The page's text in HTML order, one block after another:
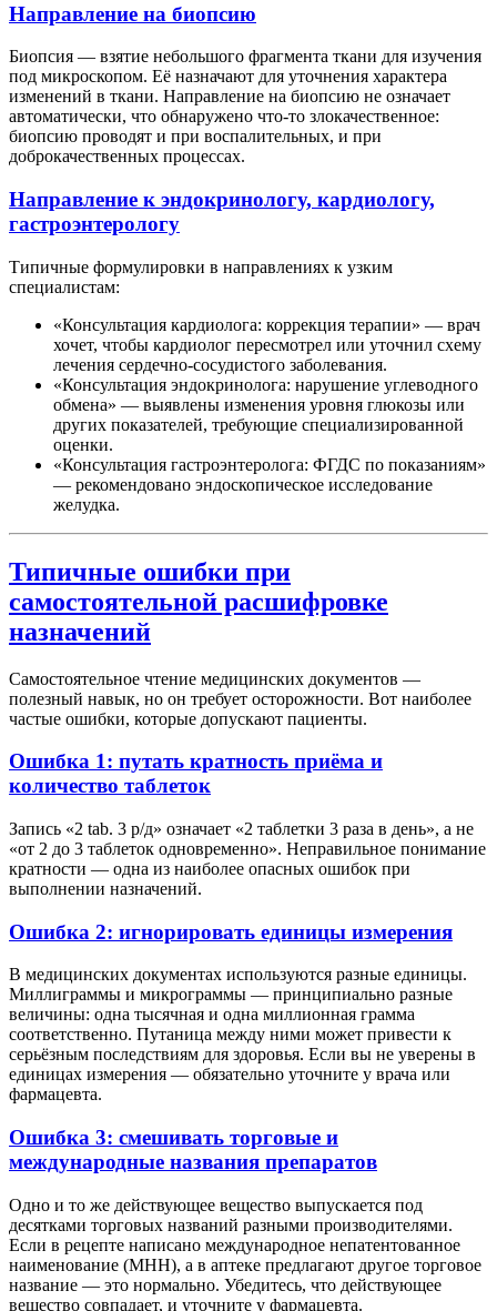
Направление на биопсию
Биопсия — взятие небольшого фрагмента ткани для изучения
под микроскопом. Её назначают для уточнения характера
изменений в ткани. Направление на биопсию не означает
автоматически, что обнаружено что-то злокачественное:
биопсию проводят и при воспалительных, и при
доброкачественных процессах.
Направление к эндокринологу, кардиологу,
гастроэнтерологу
Типичные формулировки в направлениях к узким
специалистам:
«Консультация кардиолога: коррекция терапии» — врач
хочет, чтобы кардиолог пересмотрел или уточнил схему
лечения сердечно-сосудистого заболевания.
«Консультация эндокринолога: нарушение углеводного
обмена» — выявлены изменения уровня глюкозы или
других показателей, требующие специализированной
оценки.
«Консультация гастроэнтеролога: ФГДС по показаниям»
— рекомендовано эндоскопическое исследование
желудка.
Типичные ошибки при
самостоятельной расшифровке
назначений
Самостоятельное чтение медицинских документов —
полезный навык, но он требует осторожности. Вот наиболее
частые ошибки, которые допускают пациенты.
Ошибка 1: путать кратность приёма и
количество таблеток
Запись «2 tab. 3 р/д» означает «2 таблетки 3 раза в день», а не
«от 2 до 3 таблеток одновременно». Неправильное понимание
кратности — одна из наиболее опасных ошибок при
выполнении назначений.
Ошибка 2: игнорировать единицы измерения
В медицинских документах используются разные единицы.
Миллиграммы и микрограммы — принципиально разные
величины: одна тысячная и одна миллионная грамма
соответственно. Путаница между ними может привести к
серьёзным последствиям для здоровья. Если вы не уверены в
единицах измерения — обязательно уточните у врача или
фармацевта.
Ошибка 3: смешивать торговые и
международные названия препаратов
Одно и то же действующее вещество выпускается под
десятками торговых названий разными производителями.
Если в рецепте написано международное непатентованное
наименование (МНН), а в аптеке предлагают другое торговое
название — это нормально. Убедитесь, что действующее
вещество совпадает, и уточните у фармацевта.